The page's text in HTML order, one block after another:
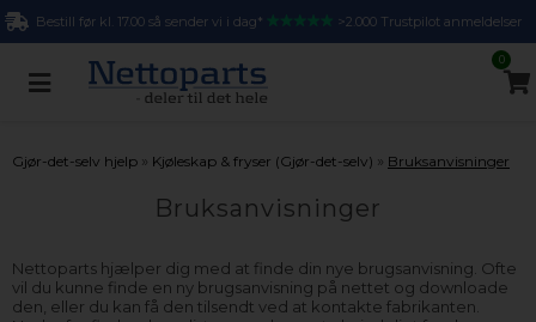
Bestill før kl. 17.00 så sender vi i dag* >2.000 Trustpilot anmeldelser
0
Gjør-det-selv hjelp » Kjøleskap & fryser (Gjør-det-selv) » Bruksanvisninger
Bruksanvisninger
Nettoparts hjælper dig med at finde din nye brugsanvisning. Ofte
vil du kunne finde en ny brugsanvisning på nettet og downloade
den, eller du kan få den tilsendt ved at kontakte fabrikanten.